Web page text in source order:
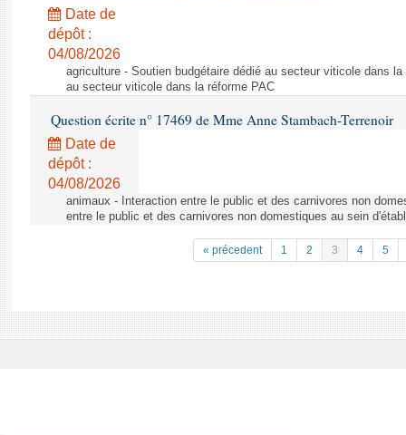
Date de
dépôt :
04/08/2026
agriculture - Soutien budgétaire dédié au secteur viticole dans
au secteur viticole dans la réforme PAC
Question écrite n° 17469 de Mme Anne Stambach-Terrenoir
Date de
dépôt :
04/08/2026
animaux - Interaction entre le public et des carnivores non
entre le public et des carnivores non domestiques au sein
« précedent 1 2 3 4 5